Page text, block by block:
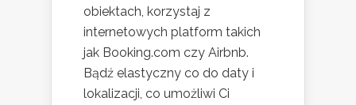
obiektach, korzystaj z
internetowych platform takich
jak Booking.com czy Airbnb.
Bądź elastyczny co do daty i
lokalizacji, co umożliwi Ci